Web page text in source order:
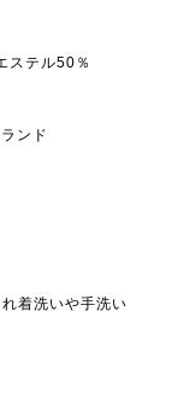
ステル50％
ンド
着洗いや手洗い